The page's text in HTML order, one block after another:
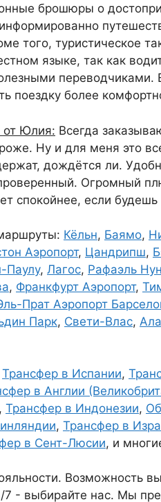
брошюры о
того, туристическое
языке, так как
переводчиками.
поездку более
от Юлия: Всегда
Ну и для меня это
дождётся ли.
Огромный
спокойнее, если
Кёльн, Баямо,
Аэропорт, Цандрипш,
Паулу, Лагос, Рафаэль
, Франкфурт Аэропорт,
Прат Аэропорт
Парк, Свети-Влас,
Трансфер в Испании,
в Англии
, Трансфер в Индонезии,
, Трансфер в
в Сент-Люсии, и
Возможность
7 - выбирайте нас. Мы